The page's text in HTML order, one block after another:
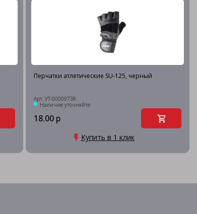
Перчатки атлетические SU-125, черный
Арт: УТ-00009738
Наличие уточняйте
18.00 р
Купить в 1 клик